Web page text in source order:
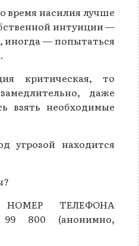
время насилия лучше
интуиции —
иногда — попытаться
критическая, то
даже
взять необходимые
угрозой находится
ТЕЛЕФОНА
800 (анонимно,